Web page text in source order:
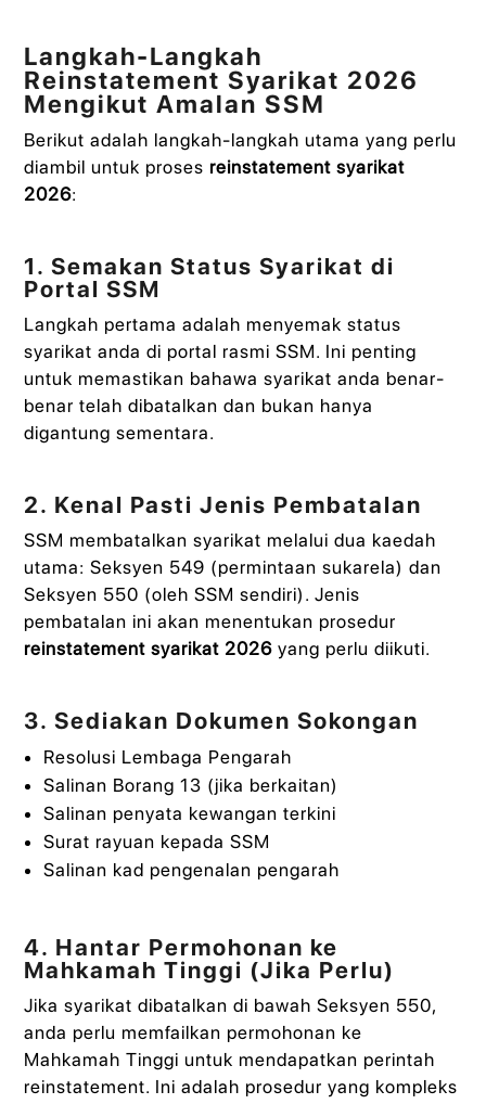
Langkah-Langkah
Reinstatement Syarikat 2026
Mengikut Amalan SSM
Berikut adalah langkah-langkah utama yang perlu
diambil untuk proses reinstatement syarikat
2026:
1. Semakan Status Syarikat di
Portal SSM
Langkah pertama adalah menyemak status
syarikat anda di portal rasmi SSM. Ini penting
untuk memastikan bahawa syarikat anda benar-
benar telah dibatalkan dan bukan hanya
digantung sementara.
2. Kenal Pasti Jenis Pembatalan
SSM membatalkan syarikat melalui dua kaedah
utama: Seksyen 549 (permintaan sukarela) dan
Seksyen 550 (oleh SSM sendiri). Jenis
pembatalan ini akan menentukan prosedur
reinstatement syarikat 2026 yang perlu diikuti.
3. Sediakan Dokumen Sokongan
Resolusi Lembaga Pengarah
Salinan Borang 13 (jika berkaitan)
Salinan penyata kewangan terkini
Surat rayuan kepada SSM
Salinan kad pengenalan pengarah
4. Hantar Permohonan ke
Mahkamah Tinggi (Jika Perlu)
Jika syarikat dibatalkan di bawah Seksyen 550,
anda perlu memfailkan permohonan ke
Mahkamah Tinggi untuk mendapatkan perintah
reinstatement. Ini adalah prosedur yang kompleks